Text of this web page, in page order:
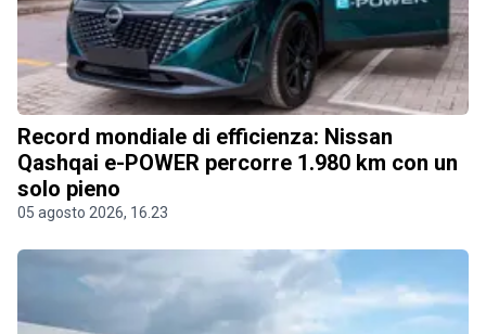
Record mondiale di efficienza: Nissan
Qashqai e-POWER percorre 1.980 km con un
solo pieno
05 agosto 2026, 16.23